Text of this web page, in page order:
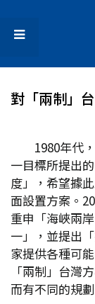
對「兩制」
1980年代
一目標所提出
度」，希望據
面設置方案。
重申「海峽兩
一」，並提出
家提供各種可
「兩制」台灣
而有不同的規劃